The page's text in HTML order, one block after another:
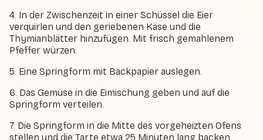
4. In der Zwischenzeit in einer Schüssel die Eier
verquirlen und den geriebenen Käse und die
Thymianblätter hinzufügen. Mit frisch gemahlenem
Pfeffer würzen.
5. Eine Springform mit Backpapier auslegen.
6. Das Gemüse in die Eimischung geben und auf die
Springform verteilen.
7. Die Springform in die Mitte des vorgeheizten Ofens
stellen und die Tarte etwa 25 Minuten lang backen.